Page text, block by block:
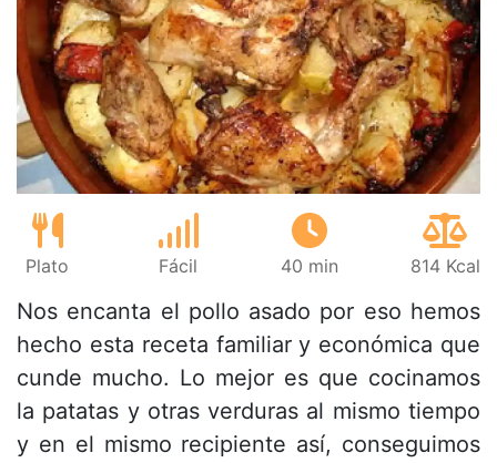
Plato Fácil 40 min 814 Kcal
Nos encanta el pollo asado por eso hemos
hecho esta receta familiar y económica que
cunde mucho. Lo mejor es que cocinamos
la patatas y otras verduras al mismo tiempo
y en el mismo recipiente así, conseguimos